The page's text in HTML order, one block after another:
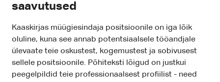
saavutused
Kaaskirjas müügiesindaja positsioonile on iga lõik
oluline, kuna see annab potentsiaalsele tööandjale
ülevaate teie oskustest, kogemustest ja sobivusest
sellele positsioonile. Põhiteksti lõigud on justkui
peegelpildid teie professionaalsest profiilist - need